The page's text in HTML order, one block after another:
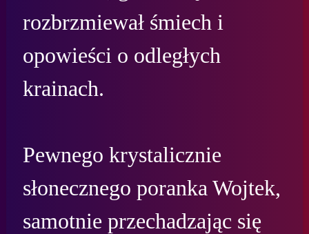
rozbrzmiewał śmiech i
opowieści o odległych
krainach.
Pewnego krystalicznie
słonecznego poranka Wojtek,
samotnie przechadzając się